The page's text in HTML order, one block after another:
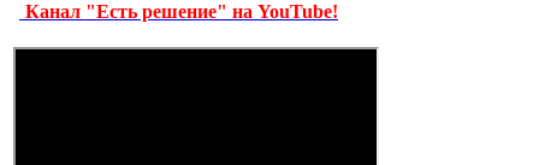
Канал "Есть решение" на YouTube!